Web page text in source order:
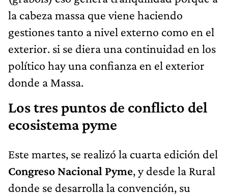
la cabeza massa que viene haciendo
gestiones tanto a nivel externo como en el
exterior. si se diera una continuidad en los
político hay una confianza en el exterior
donde a Massa.
Los tres puntos de conflicto del
ecosistema pyme
Este martes, se realizó la cuarta edición del
Congreso Nacional Pyme, y desde la Rural
donde se desarrolla la convención, su